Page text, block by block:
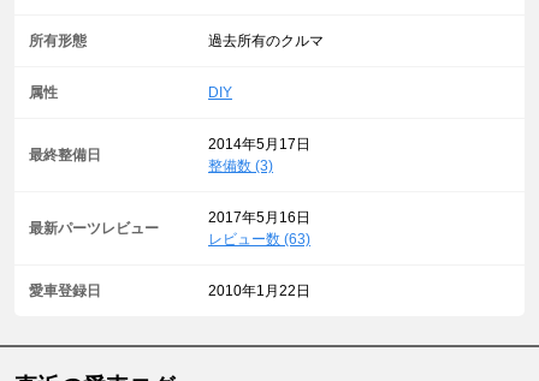
所有形態 過去所有のクルマ
属性 DIY
最終整備日
2014年5月17日
整備数 (3)
最新パーツレビュー
2017年5月16日
レビュー数 (63)
愛車登録日 2010年1月22日